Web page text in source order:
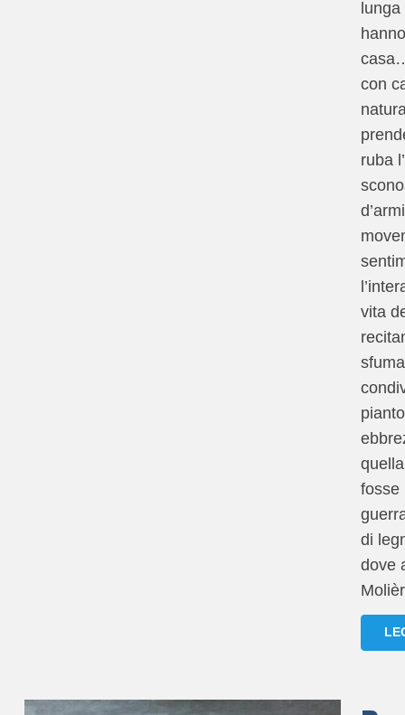
con
ruba
vita
fosse
di
dove